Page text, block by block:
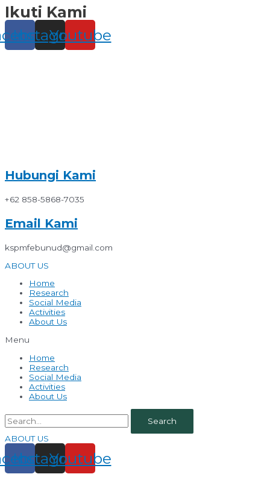
Skip
to
content
Ikuti Kami
Instagram
Youtube
Hubungi Kami
+62 858-5868-7035
Email Kami
kspmfebunud@gmail.com
ABOUT US
Home
Research
Social Media
Activities
About Us
Menu
Home
Research
Social Media
Activities
About Us
Search
ABOUT US
Instagram
Youtube